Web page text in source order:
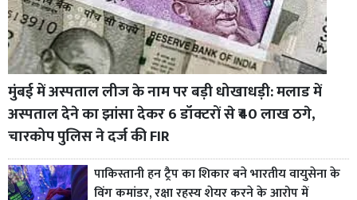
मुंबई में अस्पताल लीज के नाम पर बड़ी धोखाधड़ी: मलाड में
अस्पताल देने का झांसा देकर 6 डॉक्टरों से ₹40 लाख ठगे,
चारकोप पुलिस ने दर्ज की FIR
पाकिस्तानी हन ट्रैप का शिकार बने भारतीय वायुसेना के
विंग कमांडर, रक्षा रहस्य शेयर करने के आरोप में